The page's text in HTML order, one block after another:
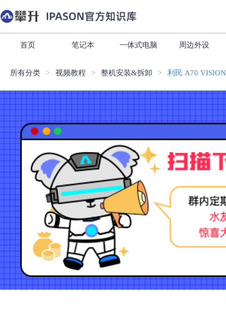
首页 笔记本 一体式电脑 周边外设
所有分类 视频教程 整机安装&拆卸